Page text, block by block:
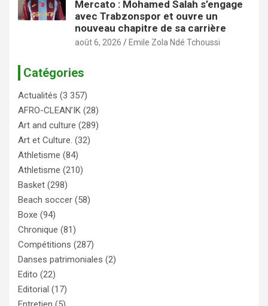
Mercato : Mohamed Salah s’engage
avec Trabzonspor et ouvre un
nouveau chapitre de sa carrière
août 6, 2026 Emile Zola Ndé Tchoussi
Catégories
Actualités (3 357)
AFRO-CLEAN’IK (28)
Art and culture (289)
Art et Culture. (32)
Athletisme (84)
Athletisme (210)
Basket (298)
Beach soccer (58)
Boxe (94)
Chronique (81)
Compétitions (287)
Danses patrimoniales (2)
Edito (22)
Editorial (17)